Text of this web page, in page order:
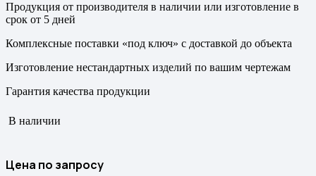
Продукция от производителя в наличии или изготовление в
срок от 5 дней
Комплексные поставки «под ключ» с доставкой до объекта
Изготовление нестандартных изделий по вашим чертежам
Гарантия качества продукции
В наличии
Цена по запросу